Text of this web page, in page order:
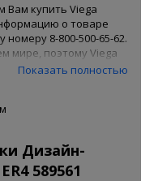
Вам купить Viega
о товаре
8-800-500-65-62.
мире, поэтому Viega
его своей
интернет
онлайн на сайте.
и заказ в 1 клик.
Показать полностью
Дизайн-
589561